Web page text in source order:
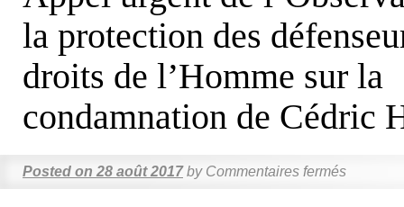
la protection des
droits de l’Homme sur la
condamnation de Cédric
Posted on 28 août 2017 by Commentaires fermés